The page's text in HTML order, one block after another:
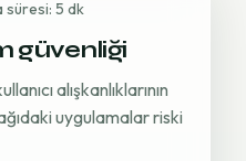
süresi: 5 dk
güvenliği
alışkanlıklarının
uygulamalar riski